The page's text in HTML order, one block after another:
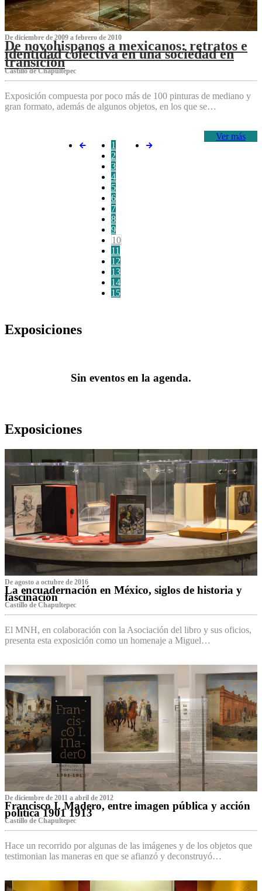
De diciembre de 2009 a febrero de 2010
De novohispanos a mexicanos: retratos e
identidad colectiva en una sociedad en
transición
Castillo de Chapultepec
Exposición compuesta por poco más de 100 pinturas de mediano y
gran formato, además de algunos objetos, en los que se…
Ver más
1
2
3
4
5
6
7
8
9
10
11
12
13
14
15
Exposiciones
Sin eventos en la agenda.
Exposiciones
De agosto a octubre de 2016
La encuadernación en México, siglos de historia y
fascinación
Castillo de Chapultepec
El MNH, en colaboración con la Asociación del libro y sus oficios,
presenta esta exposición como un homenaje a Miguel…
De diciembre de 2011 a abril de 2012
Francisco I. Madero, entre imagen pública y acción
política 1901 1913
Castillo de Chapultepec
Hace un recorrido por algunas de las imágenes y de los objetos que
testimonian las maneras en que se afianzó y deconstruyó…